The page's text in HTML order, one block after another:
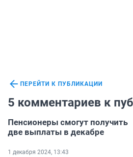
ПЕРЕЙТИ К ПУБЛИКАЦИИ
5 комментариев к
Пенсионеры смогут получить
две выплаты в декабре
1 декабря 2024, 13:43